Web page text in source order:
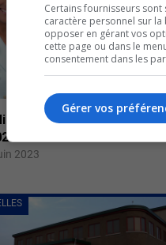
Abitibi-Témiscamingue
2023
Certains fournisseurs
caractère personnel sur
opposer en gérant vos
cette page ou dans le
consentement dans les
Gérer vos